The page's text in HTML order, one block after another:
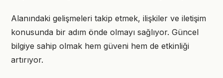
Alanındaki gelişmeleri takip etmek, ilişkiler ve iletişim
konusunda bir adım önde olmayı sağlıyor. Güncel
bilgiye sahip olmak hem güveni hem de etkinliği
artırıyor.